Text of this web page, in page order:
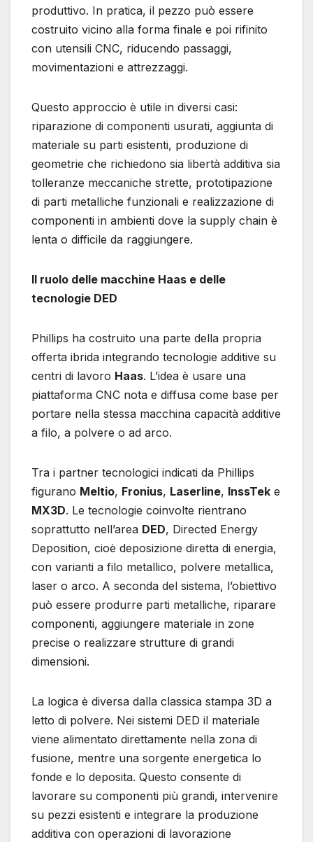
produttivo. In pratica, il pezzo può essere
costruito vicino alla forma finale e poi rifinito
con utensili CNC, riducendo passaggi,
movimentazioni e attrezzaggi.
Questo approccio è utile in diversi casi:
riparazione di componenti usurati, aggiunta di
materiale su parti esistenti, produzione di
geometrie che richiedono sia libertà additiva sia
tolleranze meccaniche strette, prototipazione
di parti metalliche funzionali e realizzazione di
componenti in ambienti dove la supply chain è
lenta o difficile da raggiungere.
Il ruolo delle macchine Haas e delle
tecnologie DED
Phillips ha costruito una parte della propria
offerta ibrida integrando tecnologie additive su
centri di lavoro Haas. L’idea è usare una
piattaforma CNC nota e diffusa come base per
portare nella stessa macchina capacità additive
a filo, a polvere o ad arco.
Tra i partner tecnologici indicati da Phillips
figurano Meltio, Fronius, Laserline, InssTek e
MX3D. Le tecnologie coinvolte rientrano
soprattutto nell’area DED, Directed Energy
Deposition, cioè deposizione diretta di energia,
con varianti a filo metallico, polvere metallica,
laser o arco. A seconda del sistema, l’obiettivo
può essere produrre parti metalliche, riparare
componenti, aggiungere materiale in zone
precise o realizzare strutture di grandi
dimensioni.
La logica è diversa dalla classica stampa 3D a
letto di polvere. Nei sistemi DED il materiale
viene alimentato direttamente nella zona di
fusione, mentre una sorgente energetica lo
fonde e lo deposita. Questo consente di
lavorare su componenti più grandi, intervenire
su pezzi esistenti e integrare la produzione
additiva con operazioni di lavorazione